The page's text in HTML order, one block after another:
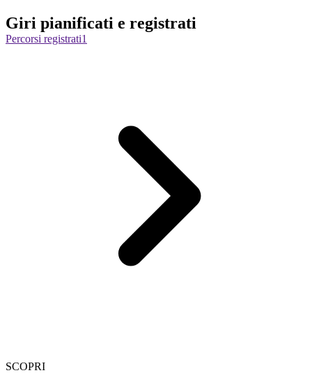
Giri pianificati e registrati
Percorsi registrati1
SCOPRI